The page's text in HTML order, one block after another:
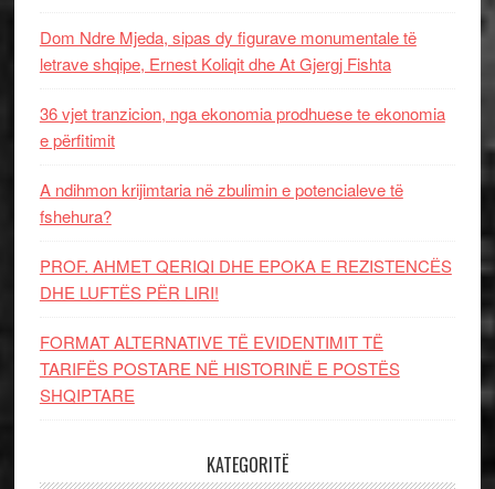
Dom Ndre Mjeda, sipas dy figurave monumentale të
letrave shqipe, Ernest Koliqit dhe At Gjergj Fishta
36 vjet tranzicion, nga ekonomia prodhuese te ekonomia
e përfitimit
A ndihmon krijimtaria në zbulimin e potencialeve të
fshehura?
PROF. AHMET QERIQI DHE EPOKA E REZISTENCЁS
DHE LUFTЁS PЁR LIRI!
FORMAT ALTERNATIVE TË EVIDENTIMIT TË
TARIFËS POSTARE NË HISTORINË E POSTËS
SHQIPTARE
KATEGORITË